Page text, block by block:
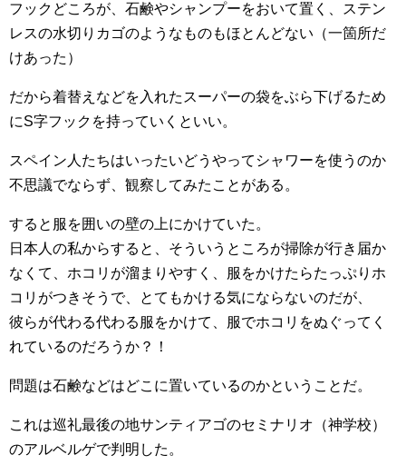
フックどころが、石鹸やシャンプーをおいて置く、ステン
レスの水切りカゴのようなものもほとんどない（一箇所だ
けあった）
だから着替えなどを入れたスーパーの袋をぶら下げるため
にS字フックを持っていくといい。
スペイン人たちはいったいどうやってシャワーを使うのか
不思議でならず、観察してみたことがある。
すると服を囲いの壁の上にかけていた。
日本人の私からすると、そういうところが掃除が行き届か
なくて、ホコリが溜まりやすく、服をかけたらたっぷりホ
コリがつきそうで、とてもかける気にならないのだが、
彼らが代わる代わる服をかけて、服でホコリをぬぐってく
れているのだろうか？！
問題は石鹸などはどこに置いているのかということだ。
これは巡礼最後の地サンティアゴのセミナリオ（神学校）
のアルベルゲで判明した。